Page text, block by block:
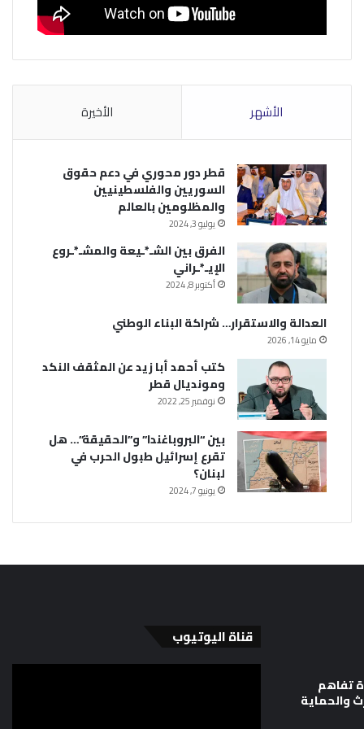
الأشهر الأخيرة
قطر دور محوري في دعم حقوق
السوريين والفلسطينيين
والمظلومين بالعالم
يوليو 3, 2024
الفرق بين الشـ*ـيعة والمشـ*ـروع
الإيـ*ـراني
أكتوبر 8, 2024
العدالة والاستقرار… شراكة البناء الوطني
مايو 14, 2026
كتب أحمد أبا زيد عن المثقف النكد
ومونديال قطر
نوفمبر 25, 2022
بين “البروباغندا” و”الحقيقة”… هل
تقرع إسرائيل طبول الحرب في
لبنان؟
يونيو 7, 2024
تفاهم
والحماية
قناة اليوتيوب